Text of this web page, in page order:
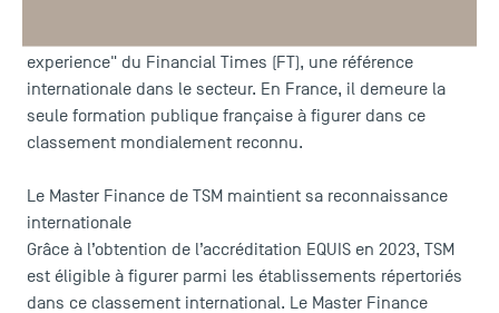
experience" du Financial Times (FT), une référence
internationale dans le secteur. En France, il demeure la
seule formation publique française à figurer dans ce
classement mondialement reconnu.
Le Master Finance de TSM maintient sa reconnaissance
internationale
Grâce à l’obtention de l’accréditation EQUIS en 2023, TSM
est éligible à figurer parmi les établissements répertoriés
dans ce classement international. Le Master Finance